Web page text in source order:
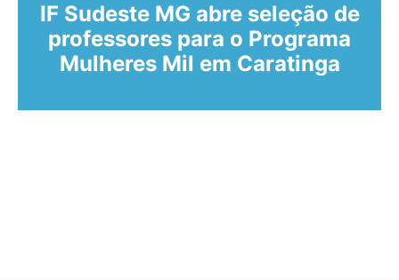
IF Sudeste MG abre seleção de
professores para o Programa
Mulheres Mil em Caratinga